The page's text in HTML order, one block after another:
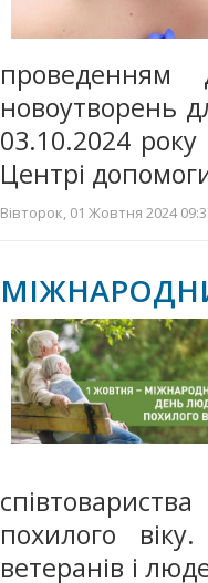
проведенням
новоутворень
03.10.2024
Центрі
Вівторок, 01 Жовтня 2024
похилого
ветеранів і